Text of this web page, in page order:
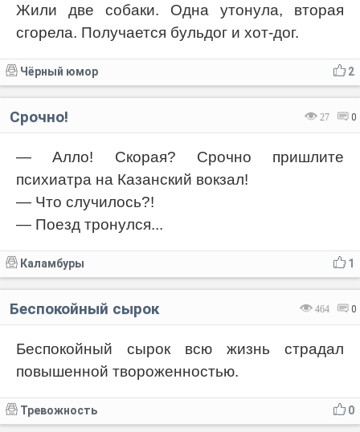
Жили две собаки. Одна утонула, вторая
сгорела. Получается бульдог и хот-дог.
2
Чёрный юмор
27 0
Срочно!
— Алло! Скорая? Срочно пришлите
психиатра на Казанский вокзал!
— Что случилось?!
— Поезд тронулся...
1
Каламбуры
464 0
Беспокойный сырок
Беспокойный сырок всю жизнь страдал
повышенной твороженностью.
0
Тревожность